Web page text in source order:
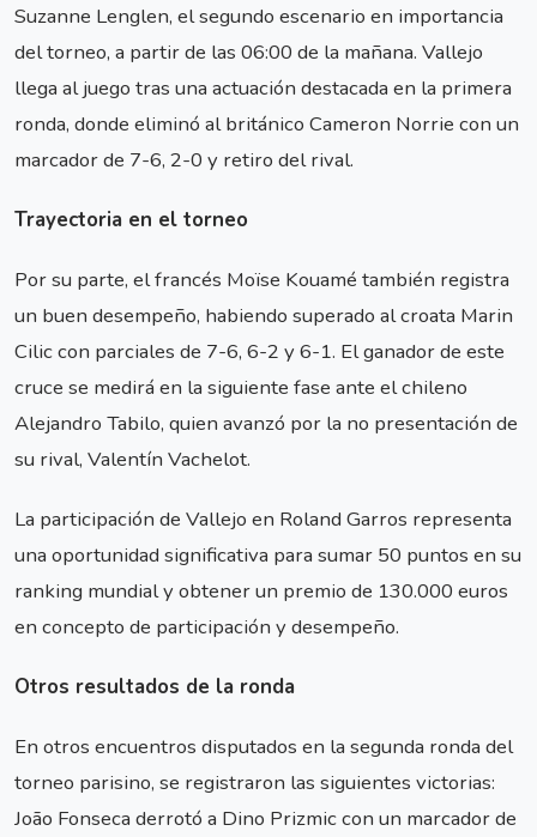
Suzanne Lenglen, el segundo escenario en importancia
del torneo, a partir de las 06:00 de la mañana. Vallejo
llega al juego tras una actuación destacada en la primera
ronda, donde eliminó al británico Cameron Norrie con un
marcador de 7-6, 2-0 y retiro del rival.
Trayectoria en el torneo
Por su parte, el francés Moïse Kouamé también registra
un buen desempeño, habiendo superado al croata Marin
Cilic con parciales de 7-6, 6-2 y 6-1. El ganador de este
cruce se medirá en la siguiente fase ante el chileno
Alejandro Tabilo, quien avanzó por la no presentación de
su rival, Valentín Vachelot.
La participación de Vallejo en Roland Garros representa
una oportunidad significativa para sumar 50 puntos en su
ranking mundial y obtener un premio de 130.000 euros
en concepto de participación y desempeño.
Otros resultados de la ronda
En otros encuentros disputados en la segunda ronda del
torneo parisino, se registraron las siguientes victorias:
João Fonseca derrotó a Dino Prizmic con un marcador de